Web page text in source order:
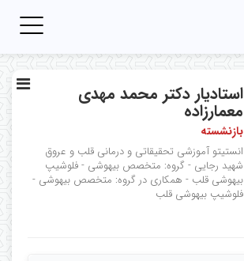
استادیار دکتر محمد مهدی
معمارزاده
بازنشسته
انستیتو آموزشی تحقیقاتی و درمانی قلب و عروق
شهید رجایی - گروه: متخصص بیهوشی - فلوشیپ
بیهوشی قلب - همکاری در گروه: متخصص بیهوشی -
فلوشیپ بیهوشی قلب